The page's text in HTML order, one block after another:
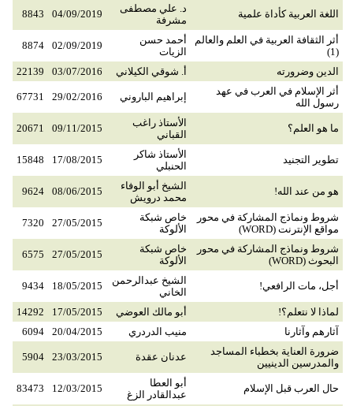
اللغة العربية كأداة علمية
د. علي مصطفى
مشرفة
04/09/2019
8843
أثر الثقافة العربية في العلم والعالم
(1)
أحمد حسن
الزيات
02/09/2019
8874
الدين وضرورته أ. شوقي الكيلاني 03/07/2016
22139
أثر الإسلام في العرب في عهد
رسول الله
إبراهيم الباروني 29/02/2016
67731
ما هو العلم؟
الأستاذ راغب
القباني
09/11/2015
20671
تطوير التجنيد
الأستاذ شاكر
الحنبلي
17/08/2015
15848
هو من عند الله!
الشيخ أبو الوفاء
محمد درويش
08/06/2015
9624
شروط ونماذج المشاركة في محور
مواقع الإنترنت (WORD)
خاص شبكة
الألوكة
27/05/2015
7320
شروط ونماذج المشاركة في محور
البحوث (WORD)
خاص شبكة
الألوكة
27/05/2015
6575
أجل، مات الرافعي!
الشيخ عبدالرحمن
الخاني
18/05/2015
9434
لماذا لا نتعلم؟! أبو مالك العوضي 17/05/2015
14292
آثارهم وآثارنا
منيب الدردري 20/04/2015
6094
ضرورة العناية بخطباء المساجد
والمدرسين الدينيين
عدنان عقدة 23/03/2015
5904
حال العرب قبل الإسلام ‏
أبو العطا
عبدالقادر الزغ
12/03/2015
83473